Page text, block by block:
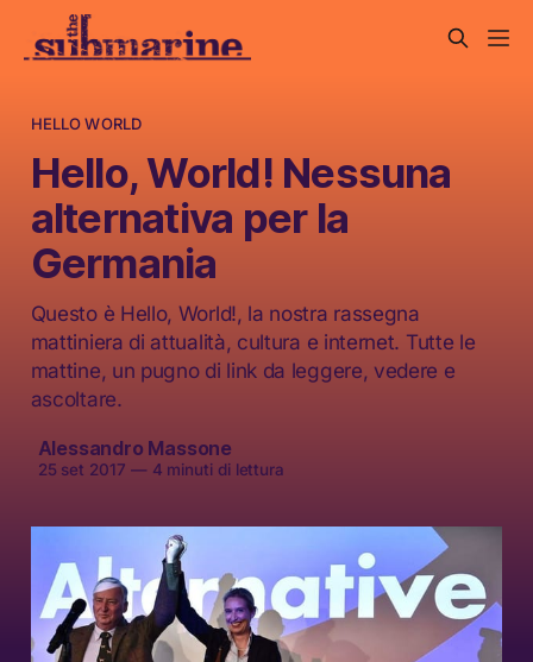
HELLO WORLD
Hello, World! Nessuna
alternativa per la
Germania
Questo è Hello, World!, la nostra rassegna
mattiniera di attualità, cultura e internet. Tutte le
mattine, un pugno di link da leggere, vedere e
ascoltare.
Alessandro Massone
25 set 2017 —4 minuti di lettura